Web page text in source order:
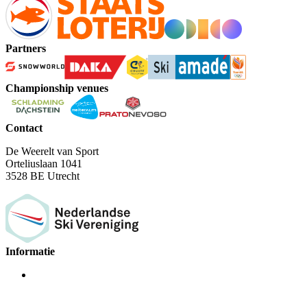
Partners
Championship venues
Contact
De Weerelt van Sport
Orteliuslaan 1041
3528 BE Utrecht
Informatie